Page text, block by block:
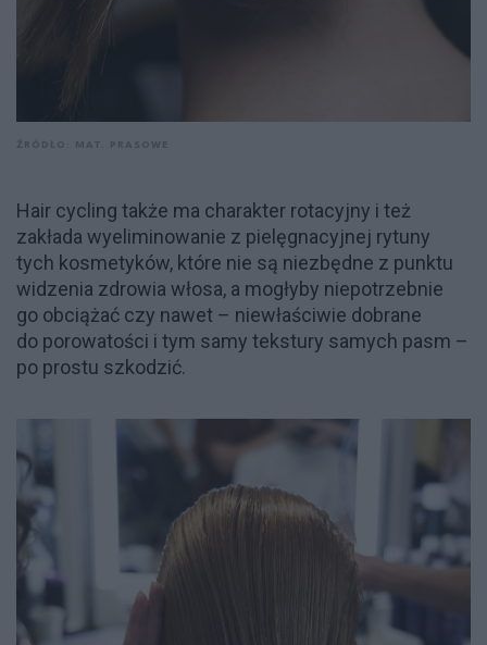
Hair cycling także ma charakter rotacyjny i też
zakłada wyeliminowanie z pielęgnacyjnej rytuny
tych kosmetyków, które nie są niezbędne z punktu
widzenia zdrowia włosa, a mogłyby niepotrzebnie
go obciążać czy nawet – niewłaściwie dobrane
do porowatości i tym samy tekstury samych pasm –
po prostu szkodzić.